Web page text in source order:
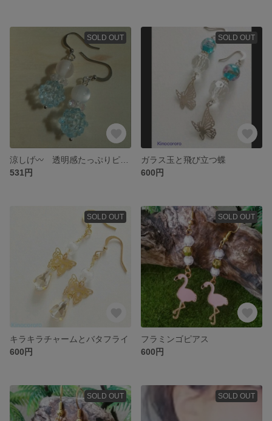
SOLD OUT
531円
SOLD OUT
ガラス玉と飛び立つ蝶
600円
SOLD OUT
キラキラチャームとバタフライ
600円
SOLD OUT
フラミンゴピアス
600円
SOLD OUT SOLD OUT